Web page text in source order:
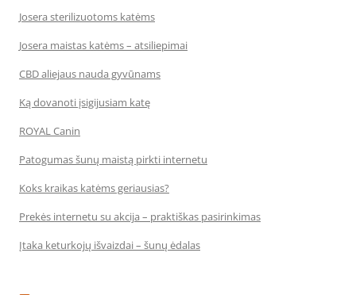
Josera sterilizuotoms katėms
Josera maistas katėms – atsiliepimai
CBD aliejaus nauda gyvūnams
Ką dovanoti įsigijusiam katę
ROYAL Canin
Patogumas šunų maistą pirkti internetu
Koks kraikas katėms geriausias?
Prekės internetu su akcija – praktiškas pasirinkimas
Įtaka keturkojų išvaizdai – šunų ėdalas